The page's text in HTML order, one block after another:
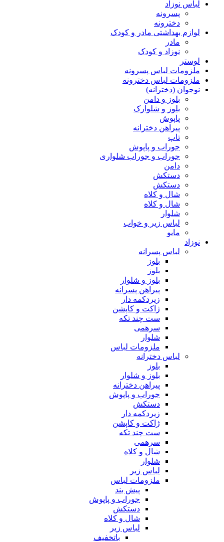
لباس نوزاد
پسرونه
دخترونه
لوازم بهداشتی مادر و کودک
مادر
نوزاد و کودک
لوستر
ملزومات لباس پسرونه
ملزومات لباس دخترونه
نوجوان (دخترانه)
بلوز و دامن
بلوز و شلوارک
پاپوش
پیراهن دخترانه
تاپ
جوراب و پاپوش
جوراب و جوراب شلواری
دامن
دستکش
دستکش
شال و کلاه
شال و کلاه
شلوار
لباس زیر و خواب
مایو
نوزاد
لباس پسرانه
بلوز
بلوز
بلوز و شلوار
پیراهن پسرانه
زیردکمه دار
ژاکت و کاپشن
ست چند تکه
سرهمی
شلوار
ملزومات لباس
لباس دخترانه
بلوز
بلوز و شلوار
پیراهن دخترانه
جوراب و پاپوش
دستکش
زیردکمه دار
ژاکت و کاپشن
ست چند تکه
سرهمی
شال و کلاه
شلوار
لباس زیر
ملزومات لباس
پیش بند
جوراب و پاپوش
دستکش
شال و کلاه
لباس زیر
باتخفیف